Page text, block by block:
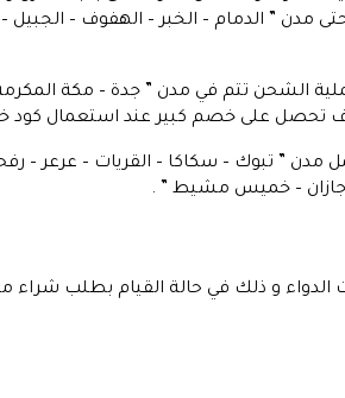
” الدمام – الخبر – الهفوف – الجبيل –
الشحن تتم في مدن ” جدة – مكة
تحصل على خصم كبير عند استعمال كود
” تبوك – سكاكا – القريات – عرعر –
جازان – خميس مشيط ” .